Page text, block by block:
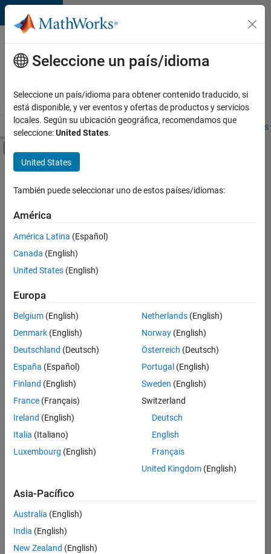
Saltar al contenido
Ofertas
de
empleo
MathWorks
Visión general Búsqueda de empleo Oficinas locales
Contenido principal
FILTRADO POR
Ordenar por
Guardar
empleos
seleccionados
No se
han
traducido
todos
los
empleos.
Busque
por
ubicación
todos
empleos
en su
zona.
Seleccione un país/idioma
Seleccione un país/idioma para obtener contenido traducido, si
está disponible, y ver eventos y ofertas de productos y servicios
locales. Según su ubicación geográfica, recomendamos que
seleccione:United States.
United States
También puede seleccionar uno de estos países/idiomas:
América
América Latina (Español)
Canada (English)
United States (English)
Europa
Belgium (English)
Denmark (English)
Deutschland (Deutsch)
España (Español)
Finland (English)
France (Français)
Ireland (English)
Italia (Italiano)
Luxembourg (English)
Netherlands(English)
Norway(English)
Österreich (Deutsch)
Portugal (English)
Sweden (English)
Switzerland
Deutsch
English
Français
United Kingdom(English)
Asia-Pacífico
Australia (English)
India (English)
New Zealand (English)